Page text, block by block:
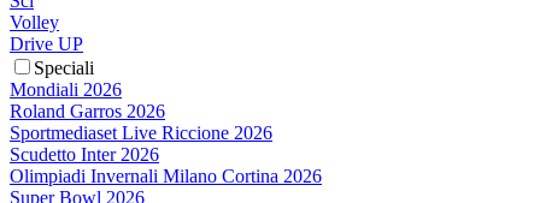
Volley
Drive UP
Speciali
Mondiali 2026
Roland Garros 2026
Sportmediaset Live Riccione 2026
Scudetto Inter 2026
Olimpiadi Invernali Milano Cortina 2026
Super Bowl 2026